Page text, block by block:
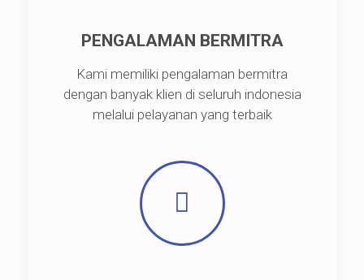
PENGALAMAN BERMITRA
Kami memiliki pengalaman bermitra
dengan banyak klien di seluruh indonesia
melalui pelayanan yang terbaik